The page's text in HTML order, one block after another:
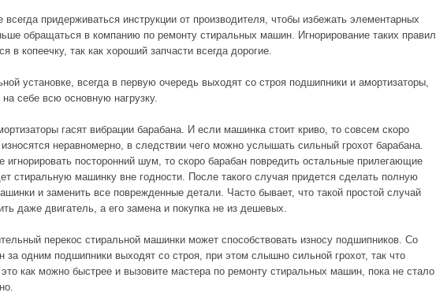
придерживаться инструкции от производителя, чтобы избежать элементарных
обращаться в компанию по ремонту стиральных машин. Игнорирование таких правил
в копеечку, так как хороший запчасти всегда дорогие.
установке, всегда в первую очередь выходят со строя подшипники и амортизаторы,
на себе всю основную нагрузку.
гасят вибрации барабана. И если машинка стоит криво, то совсем скоро
неравномерно, в следствии чего можно услышать сильный грохот барабана.
игнорировать посторонний шум, то скоро барабан повредить остальные прилегающие
стиральную машинку вне годности. После такого случая придется сделать полную
и заменить все поврежденные детали. Часто бывает, что такой простой случай
даже двигатель, а его замена и покупка не из дешевых.
перекос стиральной машинки может способствовать износу подшипников. Со
за одним подшипники выходят со строя, при этом слышно сильной грохот, так что
это как можно быстрее и вызовите мастера по ремонту стиральных машин, пока не стало